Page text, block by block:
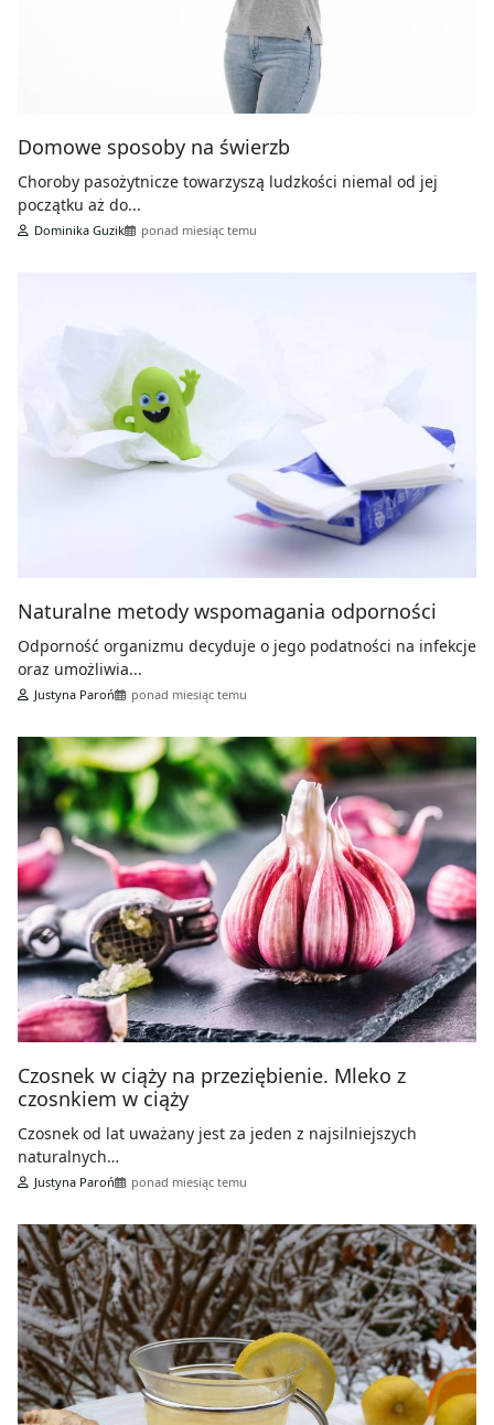
Domowe sposoby na świerzb
Choroby pasożytnicze towarzyszą ludzkości niemal od jej
początku aż do...
Dominika Guzik ponad miesiąc temu
Naturalne metody wspomagania odporności
Odporność organizmu decyduje o jego podatności na infekcje
oraz umożliwia...
Justyna Paroń ponad miesiąc temu
Czosnek w ciąży na przeziębienie. Mleko z
czosnkiem w ciąży
Czosnek od lat uważany jest za jeden z najsilniejszych
naturalnych…
Justyna Paroń ponad miesiąc temu